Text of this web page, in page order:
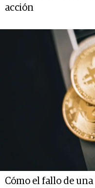
acción
Cómo el fallo de